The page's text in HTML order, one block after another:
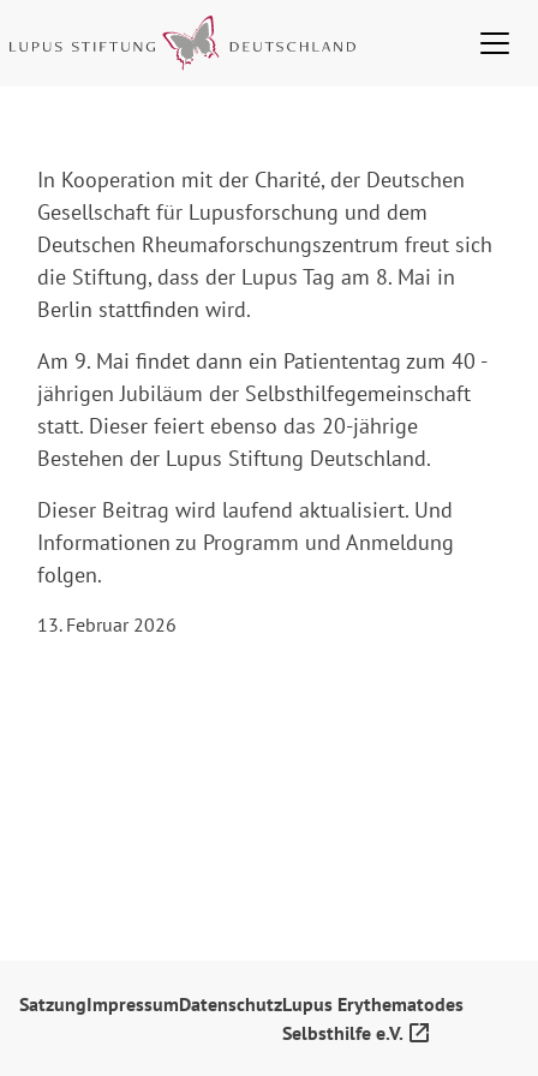
In Kooperation mit der Charité, der Deutschen
Gesellschaft für Lupusforschung und dem
Deutschen Rheumaforschungszentrum freut sich
die Stiftung, dass der Lupus Tag am 8. Mai in
Berlin stattfinden wird.
Am 9. Mai findet dann ein Patiententag zum 40 -
jährigen Jubiläum der Selbsthilfegemeinschaft
statt. Dieser feiert ebenso das 20-jährige
Bestehen der Lupus Stiftung Deutschland.
Dieser Beitrag wird laufend aktualisiert. Und
Informationen zu Programm und Anmeldung
folgen.
13. Februar 2026
SatzungImpressumDatenschutzLupus Erythematodes
Selbsthilfe e.V.